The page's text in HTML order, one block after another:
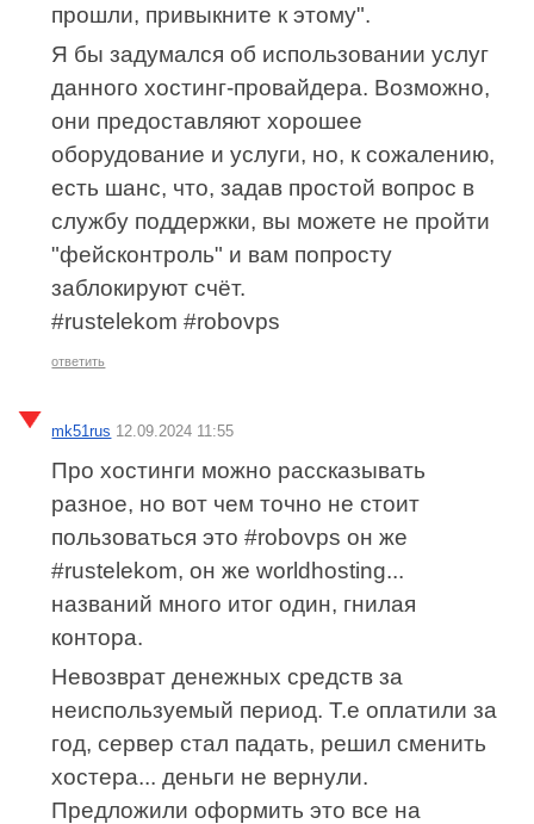
прошли, привыкните к этому".
Я бы задумался об использовании услуг
данного хостинг-провайдера. Возможно,
они предоставляют хорошее
оборудование и услуги, но, к сожалению,
есть шанс, что, задав простой вопрос в
службу поддержки, вы можете не пройти
"фейсконтроль" и вам попросту
заблокируют счёт.
#rustelekom #robovps
ответить
mk51rus 12.09.2024 11:55
Про хостинги можно рассказывать
разное, но вот чем точно не стоит
пользоваться это #robovps он же
#rustelekom, он же worldhosting...
названий много итог один, гнилая
контора.
Невозврат денежных средств за
неиспользуемый период. Т.е оплатили за
год, сервер стал падать, решил сменить
хостера... деньги не вернули.
Предложили оформить это все на